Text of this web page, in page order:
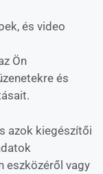
és video
Ön
és
azok kiegészítői
eszközéről vagy